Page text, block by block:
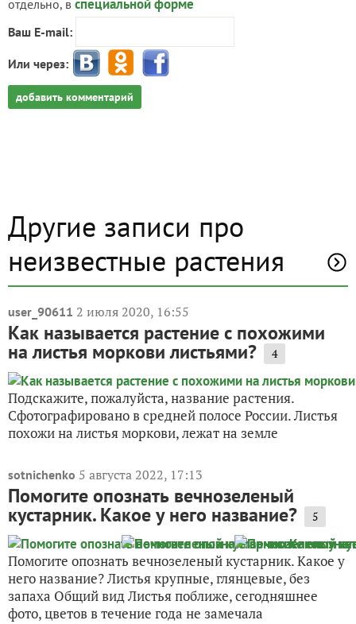
отдельно, в специальной форме
Ваш E-mail:
Или через:
добавить комментарий
Другие записи про
неизвестные растения
user_90611 2 июля 2020, 16:55
Как называется растение с похожими
на листья моркови листьями? 4
Подскажите, пожалуйста, название растения.
Сфотографировано в средней полосе России. Листья
похожи на листья моркови, лежат на земле
sotnichenko 5 августа 2022, 17:13
Помогите опознать вечнозеленый
кустарник. Какое у него название? 5
Помогите опознать вечнозеленый кустарник. Какое у
него название? Листья крупные, глянцевые, без
запаха Общий вид Листья поближе, сегодняшнее
фото, цветов в течение года не замечала